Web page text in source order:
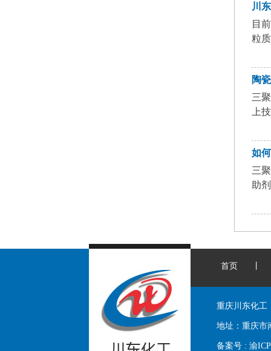
川
目
粒
陶
三
上
如
三
助
首页
重庆川东化工
地址： 重庆市
备案号 : 渝